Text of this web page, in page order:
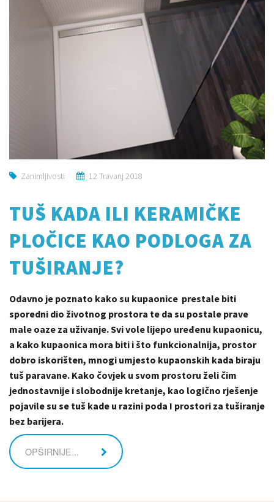
Zanimljivosti 12 Travanj 2018
TUŠ KADA ILI KERAMIČKE
PLOČICE KAO PODLOGA ZA
TUŠIRANJE?
Odavno je poznato kako su kupaonice prestale biti
sporedni dio životnog prostora te da su postale prave
male oaze za uživanje. Svi vole lijepo uređenu kupaonicu,
a kako kupaonica mora biti i što funkcionalnija, prostor
dobro iskorišten, mnogi umjesto kupaonskih kada biraju
tuš paravane. Kako čovjek u svom prostoru želi čim
jednostavnije i slobodnije kretanje, kao logično rješenje
pojavile su se tuš kade u razini poda I prostori za tuširanje
bez barijera.
OPŠIRNIJE...